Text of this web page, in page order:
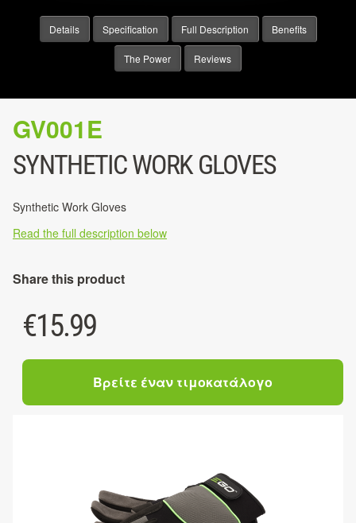
Details Specification Full Description Benefits
The Power Reviews
GV001E
SYNTHETIC WORK GLOVES
Synthetic Work Gloves
Read the full description below
Share this product
€15.99
Βρείτε έναν τιμοκατάλογο